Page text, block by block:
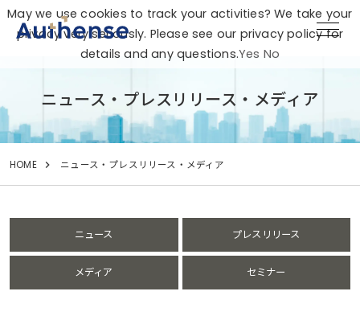
ニュース・プレスリリース・メディア
HOME ニュース・プレスリリース・メディア
ニュース プレスリリース
メディア セミナー
May we use cookies to track your activities? We take your
privacy very seriously. Please see our privacy policy for
details and any questions.Yes No